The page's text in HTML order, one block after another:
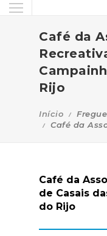
Café da
Rijo
Início
Café da
Café da
de Casais
do Rijo